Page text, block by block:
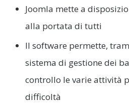
Joomla mette a
alla portata di tutti
Il software permette,
sistema di gestione dei
controllo le varie attività
difficoltà